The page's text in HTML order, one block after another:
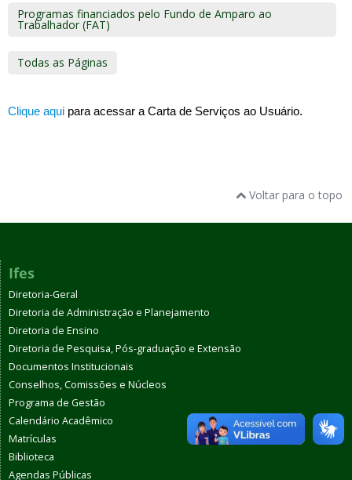
Programas financiados pelo Fundo de Amparo ao
Trabalhador (FAT)
Todas as Páginas
C lique aqui para acessar a Carta de Serviços ao Usuário.
Voltar para o topo
Ifes
Diretoria-Geral
Diretoria de Administração e Planejamento
Diretoria de Ensino
Diretoria de Pesquisa, Pós-graduação e Extensão
Documentos Institucionais
Conselhos, Comissões e Núcleos
Programa de Gestão
Calendário Acadêmico
Matrículas
Biblioteca
Agendas Públicas